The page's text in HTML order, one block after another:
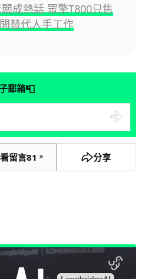
成熱話 眾擎T800只售
替代人手工作
郵箱📮
看留言81 ↗ 分享